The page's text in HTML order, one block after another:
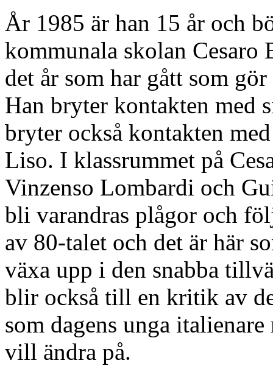
År 1985 är han 15 år och
kommunala skolan Cesaro
det år som har gått som
Han bryter kontakten med
bryter också kontakten
Liso. I klassrummet på
Vinzenso Lombardi och
bli varandras plågor och
av 80-talet och det är här
växa upp i den snabba
blir också till en kritik av
som dagens unga
vill ändra på.